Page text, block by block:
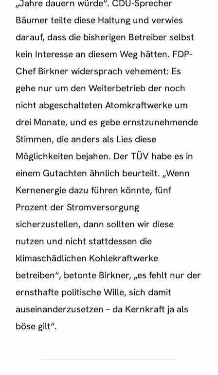
„Jahre dauern würde“. CDU-Sprecher
Bäumer teilte diese Haltung und verwies
darauf, dass die bisherigen Betreiber selbst
kein Interesse an diesem Weg hätten. FDP-
Chef Birkner widersprach vehement: Es
gehe nur um den Weiterbetrieb der noch
nicht abgeschalteten Atomkraftwerke um
drei Monate, und es gebe ernstzunehmende
Stimmen, die anders als Lies diese
Möglichkeiten bejahen. Der TÜV habe es in
einem Gutachten ähnlich beurteilt. „Wenn
Kernenergie dazu führen könnte, fünf
Prozent der Stromversorgung
sicherzustellen, dann sollten wir diese
nutzen und nicht stattdessen die
klimaschädlichen Kohlekraftwerke
betreiben“, betonte Birkner, „es fehlt nur der
ernsthafte politische Wille, sich damit
auseinanderzusetzen – da Kernkraft ja als
böse gilt“.